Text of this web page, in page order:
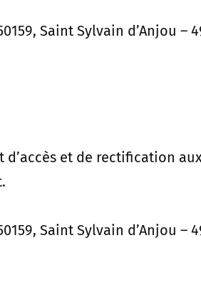
Saint Sylvain d’Anjou –
et de rectification
Saint Sylvain d’Anjou –